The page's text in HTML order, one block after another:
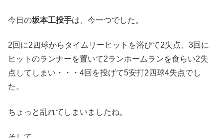
今日の坂本工投手は、今一つでした。
2回に2四球からタイムリーヒットを浴びて2失点、3回に
ヒットのランナーを置いて2ランホームランを食らい2失
点してしまい・・・4回を投げて5安打2四球4失点でし
た。
ちょっと乱れてしまいましたね。